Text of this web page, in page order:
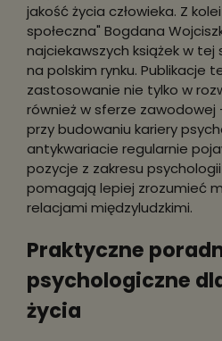
jakość życia człowieka. Z
społeczna" Bogdana
najciekawszych książek w
na polskim rynku. Publikacje
zastosowanie nie tylko w
również w sferze
przy budowaniu kariery
antykwariacie regularnie
pozycje z zakresu
pomagają lepiej zrozumieć
relacjami międzyludzkimi.
Praktyczne
psychologiczne
życia